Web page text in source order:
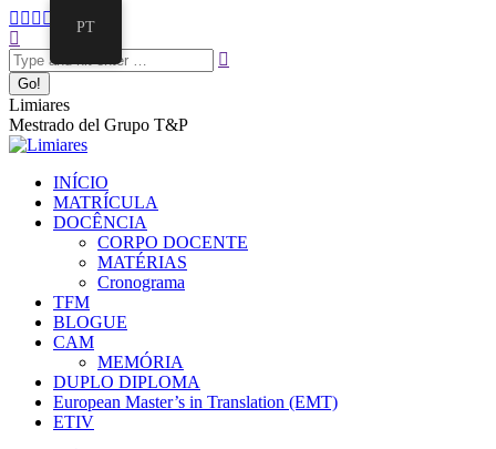
Pular
para
o
conteúdo
Facebook
opens
in
new
window
Twitter
opens
in
new
window
Mail
opens
in
new
window
Instagram
page
in
window
Linkedin
page
in
window
Search:
Limiares
Mestrado del Grupo T&P
INÍCIO
MATRÍCULA
DOCÊNCIA
CORPO DOCENTE
MATÉRIAS
Cronograma
TFM
BLOGUE
CAM
MEMÓRIA
DUPLO DIPLOMA
European Master’s in Translation (EMT)
ETIV
PT